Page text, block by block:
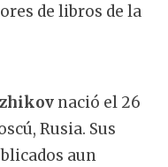
de libros de la
nació el 26
Rusia. Sus
aun